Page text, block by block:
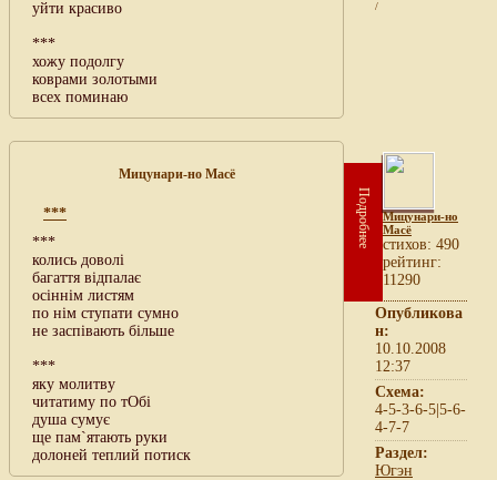
уйти красиво
***
хожу подолгу
коврами золотыми
всех поминаю
/
Мицунари-но Масё
***
***
колись доволi
багаття вiдпалає
осiннiм листям
по нiм ступати сумно
не заспiвають бiльше
***
яку молитву
читатиму по тОбi
душа сумує
ще пам`ятають руки
долоней теплий потиск
Подробнее
Мицунари-но
Масё
cтихов: 490
рейтинг:
11290
Опубликова
н:
10.10.2008
12:37
Схема:
4-5-3-6-5|5-6-
4-7-7
Раздел:
Югэн